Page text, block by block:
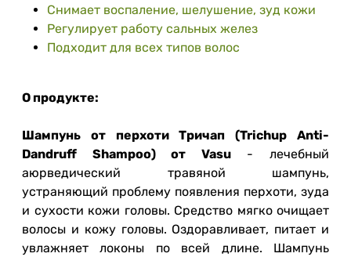
Снимает воспаление, шелушение, зуд кожи
Регулирует работу сальных желез
Подходит для всех типов волос
О продукте:
Шампунь от перхоти Тричап (Trichup Anti-
Dandruff Shampoo) от Vasu- лечебный
аюрведический травяной шампунь,
устраняющий проблему появления перхоти, зуда
и сухости кожи головы. Средство мягко очищает
волосы и кожу головы. Оздоравливает, питает и
увлажняет локоны по всей длине. Шампунь